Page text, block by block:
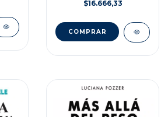
$16.666,33